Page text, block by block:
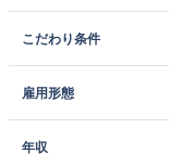
こだわり条件
雇用形態
年収